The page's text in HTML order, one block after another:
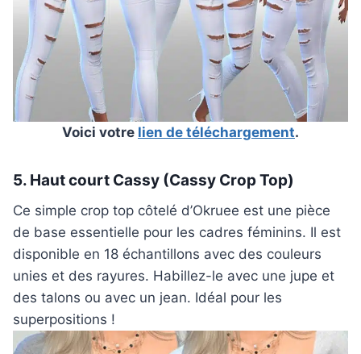
Voici votre lien de téléchargement.
5. Haut court Cassy (Cassy Crop Top)
Ce simple crop top côtelé d’Okruee est une pièce
de base essentielle pour les cadres féminins. Il est
disponible en 18 échantillons avec des couleurs
unies et des rayures. Habillez-le avec une jupe et
des talons ou avec un jean. Idéal pour les
superpositions !